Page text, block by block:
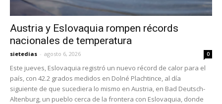
Austria y Eslovaquia rompen récords
nacionales de temperatura
sietedias - agosto 6, 2026 0
Este jueves, Eslovaquia registró un nuevo récord de calor para el
país, con 42.2 grados medidos en Dolné Plachtince, al día
siguiente de que sucediera lo mismo en Austria, en Bad Deutsch-
Altenburg, un pueblo cerca de la frontera con Eslovaquia, donde